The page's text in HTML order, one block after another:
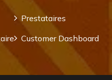
Prestataires
Customer Dashboard